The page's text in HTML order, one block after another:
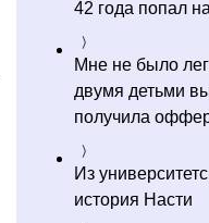
42 года попал
Мне не было
двумя детьми
получила
Из
история Насти